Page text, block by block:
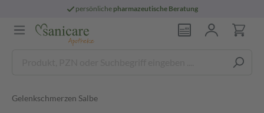
persönliche pharmazeutische Beratung
Gelenkschmerzen Salbe